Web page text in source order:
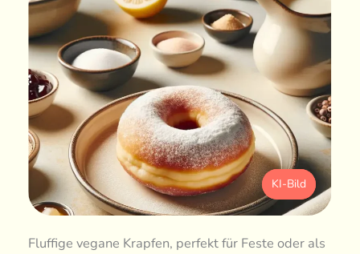
KI-Bild
Fluffige vegane Krapfen, perfekt für Feste oder als